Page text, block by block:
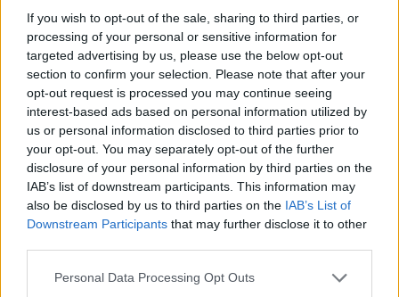
If you wish to opt-out of the sale, sharing to third parties, or
processing of your personal or sensitive information for
targeted advertising by us, please use the below opt-out
section to confirm your selection. Please note that after your
opt-out request is processed you may continue seeing
interest-based ads based on personal information utilized by
us or personal information disclosed to third parties prior to
your opt-out. You may separately opt-out of the further
disclosure of your personal information by third parties on the
IAB’s list of downstream participants. This information may
also be disclosed by us to third parties on the IAB’s List of
Downstream Participants that may further disclose it to other
Please note that this website/app uses one or more Google
Personal Data Processing Opt Outs